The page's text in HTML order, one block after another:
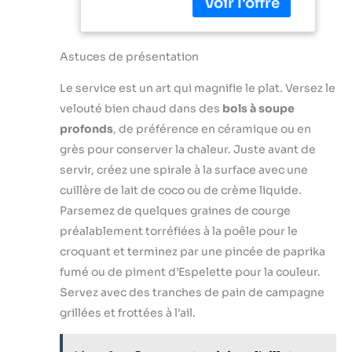
convient pas aux
ondes). Une seule
cocotte suffit pour
préparer une
soupe, griller du
pain, etc. Il s'agit
véritablement
d'une cocotte en
fonte émaillée
multifonctionnelle.
Facile à nettoyer :
La surface émaillée
de qualité
alimentaire est
dense et lisse,
l'huile ne pénètre
Remarque : afin de
pâtes, des currys
de légumes et
DISPONIBLES: de
nombreuses
recettes
savoureuses
disponibles en
scannant le QR
code sur
l'emballage
pratique et
efficace : Le
QuattroBlade en
assure un mélange
lisse et
homogène, avec
moins
et un mixage plus
rapide Accessoire
polyvalent inclus :
Le mixeur est livré
avec un gobelet
pratique pour
mesurer et mixer
directement les
vitesse pour des
sans effort, tout
cela en appuyant
PIED ANTI-
ECLABOUSSURES
: Le pied
antiéclaboussures
évite les
éclaboussures et
les dégâts, pour
une expérience
plus propre et plus
agréable DESIGN
CONFORTABLE :
Une poignée
ergonomique avec
une prise en main
texturée, pour
Astuces de présentation
Le service est un art qui magnifie le plat. Versez le
velouté bien chaud dans des bols à soupe
profonds, de préférence en céramique ou en
grès pour conserver la chaleur. Juste avant de
servir, créez une spirale à la surface avec une
cuillère de lait de coco ou de crème liquide.
Parsemez de quelques graines de courge
préalablement torréfiées à la poêle pour le
croquant et terminez par une pincée de paprika
fumé ou de piment d’Espelette pour la couleur.
Servez avec des tranches de pain de campagne
grillées et frottées à l’ail.